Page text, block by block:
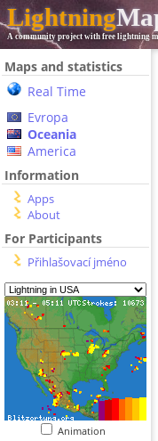
Lightning
A community project with free lightning
Maps and statistics
Real Time
Evropa
Oceania
America
Information
Apps
About
For Participants
Přihlašovací jméno
Animation